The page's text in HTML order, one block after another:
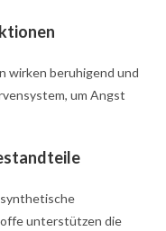
wirken beruhigend und
um Angst
unterstützen die